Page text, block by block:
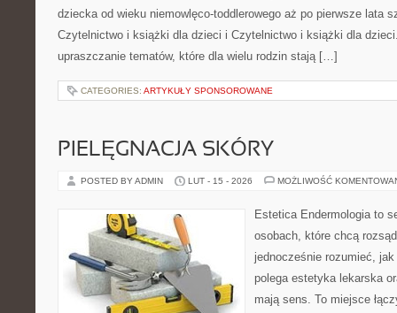
dziecka od wieku niemowlęco-toddlerowego aż po pierwsze lata
Czytelnictwo i książki dla dzieci i Czytelnictwo i książki dla
upraszczanie tematów, które dla wielu rodzin stają […]
CATEGORIES: ARTYKUŁY SPONSOROWANE
PIELĘGNACJA SKÓRY
POSTED BY ADMIN LUT - 15 - 2026 MOŻLIWOŚĆ
Estetica Endermologia to
osobach, które chcą
jednocześnie rozumieć,
polega estetyka lekarska
mają sens. To miejsce